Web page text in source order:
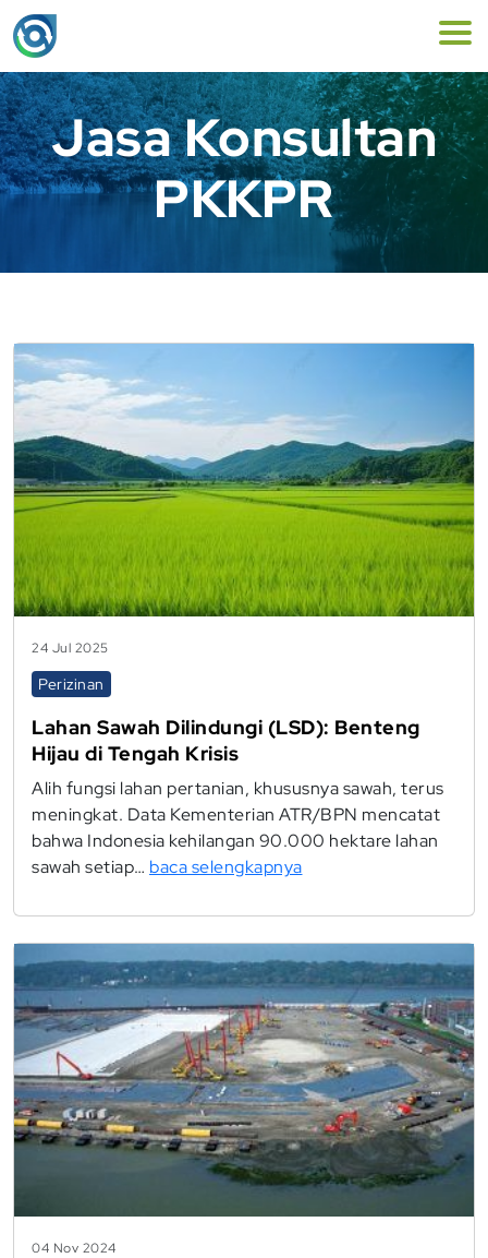
Jasa Konsultan
PKKPR
24 Jul 2025
Perizinan
Lahan Sawah Dilindungi (LSD): Benteng
Hijau di Tengah Krisis
Alih fungsi lahan pertanian, khususnya sawah, terus
meningkat. Data Kementerian ATR/BPN mencatat
bahwa Indonesia kehilangan 90.000 hektare lahan
sawah setiap… baca selengkapnya
04 Nov 2024